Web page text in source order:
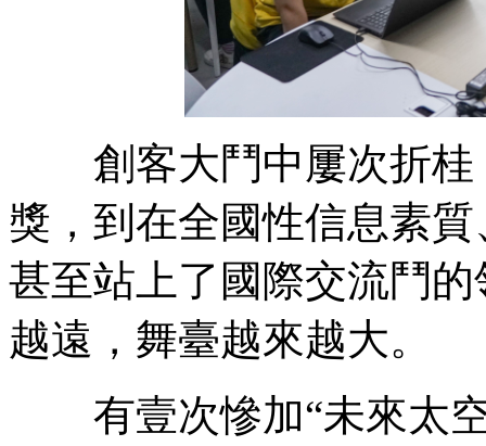
創客大鬥中屢次折桂
獎，到在全國性信息素
甚至站上了國際交流鬥
越遠，舞臺越來越大。
有壹次慘加“未來太空